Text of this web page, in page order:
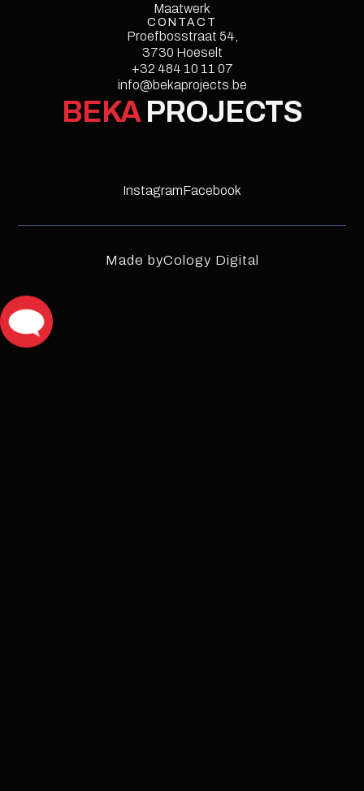
Maatwerk
CONTACT
Proefbosstraat 54,
3730 Hoeselt
Style Guide
+32 484 10 11 07
Licenses
info@bekaprojects.be
InstructionsChangelog
BEKAPROJECTS
InstagramFacebook
Made byCology Digital